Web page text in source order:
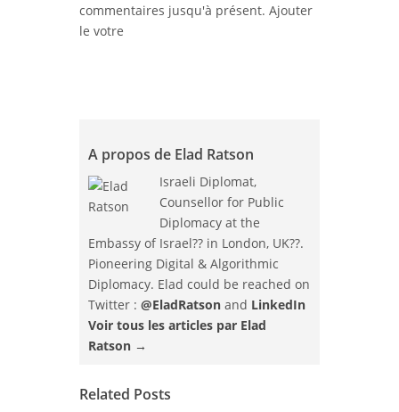
commentaires jusqu'à présent. Ajouter
le votre
A propos de Elad Ratson
Israeli Diplomat,
Counsellor for Public
Diplomacy at the
Embassy of Israel?? in London, UK??.
Pioneering Digital & Algorithmic
Diplomacy. Elad could be reached on
Twitter : @EladRatson and LinkedIn
Voir tous les articles par Elad
Ratson →
Related Posts